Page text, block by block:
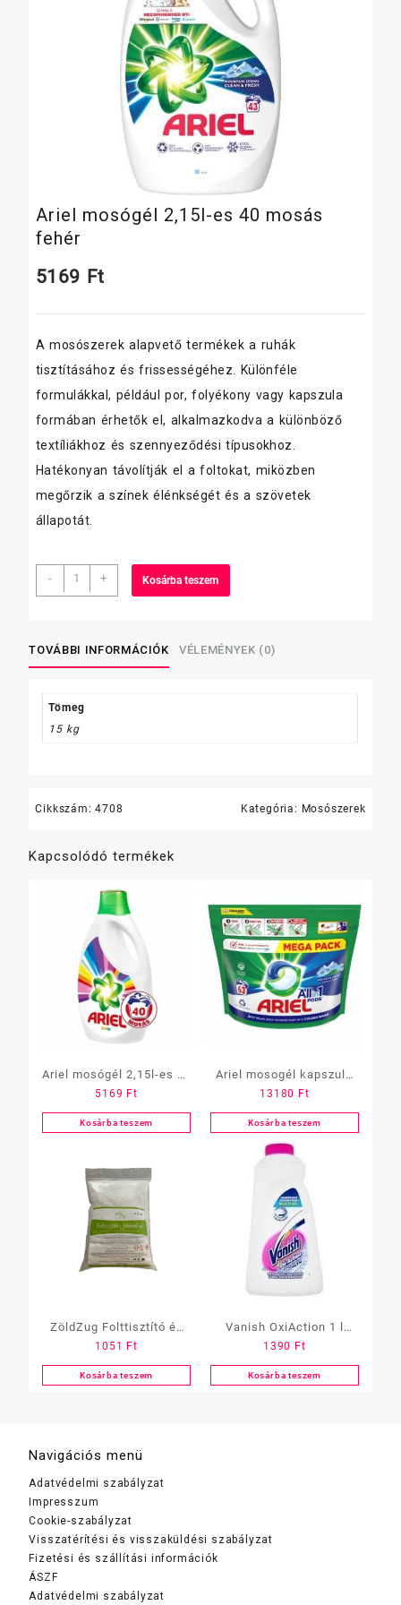
Ariel mosógél 2,15l-es 40 mosás
fehér
5169 Ft
A mosószerek alapvető termékek a ruhák
tisztításához és frissességéhez. Különféle
formulákkal, például por, folyékony vagy kapszula
formában érhetők el, alkalmazkodva a különböző
textíliákhoz és szennyeződési típusokhoz.
Hatékonyan távolítják el a foltokat, miközben
megőrzik a színek élénkségét és a szövetek
állapotát.
-
Ariel
mosógél
40
mosás
mennyiség
+ Kosárba teszem
TOVÁBBI INFORMÁCIÓK VÉLEMÉNYEK (0)
Tömeg
15 kg
Cikkszám:4708 Kategória: Mosószerek
Kapcsolódó termékek
Ariel mosógél 2,15l-es 40
mosás szines
5169 Ft
Kosárba teszem
Ariel mosogél kapszula
All in One, 80 db-os,
fehér
13180 Ft
Kosárba teszem
ZöldZug Folttisztító és
Fehérítő só 500gr
1051 Ft
Kosárba teszem
Vanish OxiAction 1 l
folteltávolító fehér
1390 Ft
Kosárba teszem
Navigációs menü
Adatvédelmi szabályzat
Impresszum
Cookie-szabályzat
Visszatérítési és visszaküldési szabályzat
Fizetési és szállítási információk
ÁSZF
Adatvédelmi szabályzat